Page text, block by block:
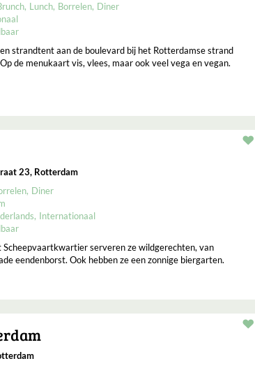
Lunch Borrelen Diner
strandtent aan de boulevard bij het Rotterdamse strand
de menukaart vis, vlees, maar ook veel vega en vegan.
23, Rotterdam
Diner
Internationaal
Scheepvaartkwartier serveren ze wildgerechten, van
eendenborst. Ook hebben ze een zonnige biergarten.